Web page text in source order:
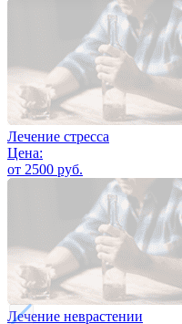
Лечение стресса
Цена:
от 2500 руб.
Лечение неврастении